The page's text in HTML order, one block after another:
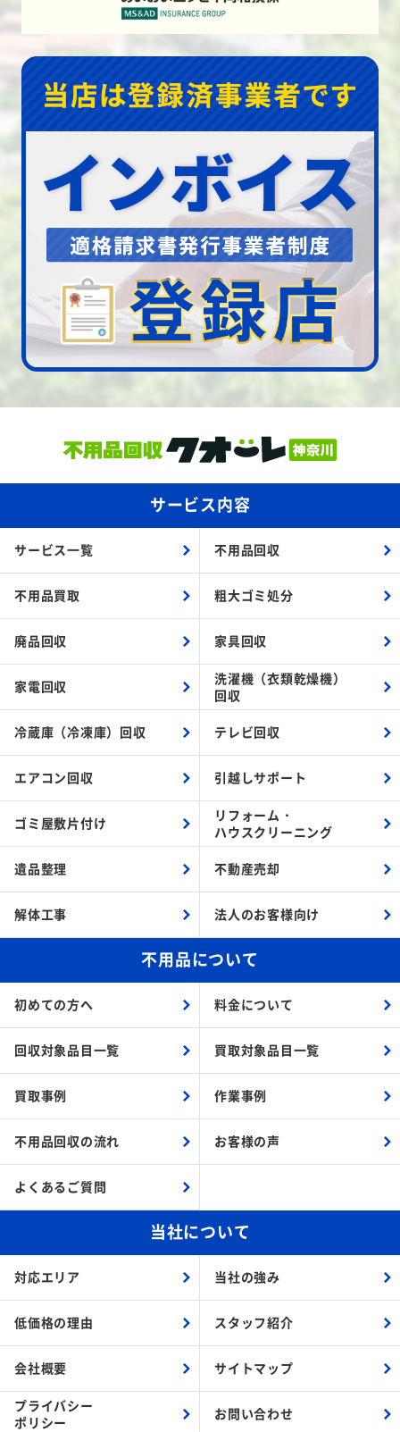
サービス内容
サービス一覧 不用品回収
不用品買取 粗大ゴミ処分
廃品回収 家具回収
家電回収
洗濯機（衣類乾燥機）
回収
冷蔵庫（冷凍庫）回収 テレビ回収
エアコン回収 引越しサポート
ゴミ屋敷片付け
リフォーム・
ハウスクリーニング
遺品整理 不動産売却
解体工事 法人のお客様向け
不用品について
初めての方へ 料金について
回収対象品目一覧 買取対象品目一覧
買取事例 作業事例
不用品回収の流れ お客様の声
よくあるご質問
当社について
対応エリア 当社の強み
低価格の理由 スタッフ紹介
会社概要 サイトマップ
プライバシー
ポリシー
お問い合わせ